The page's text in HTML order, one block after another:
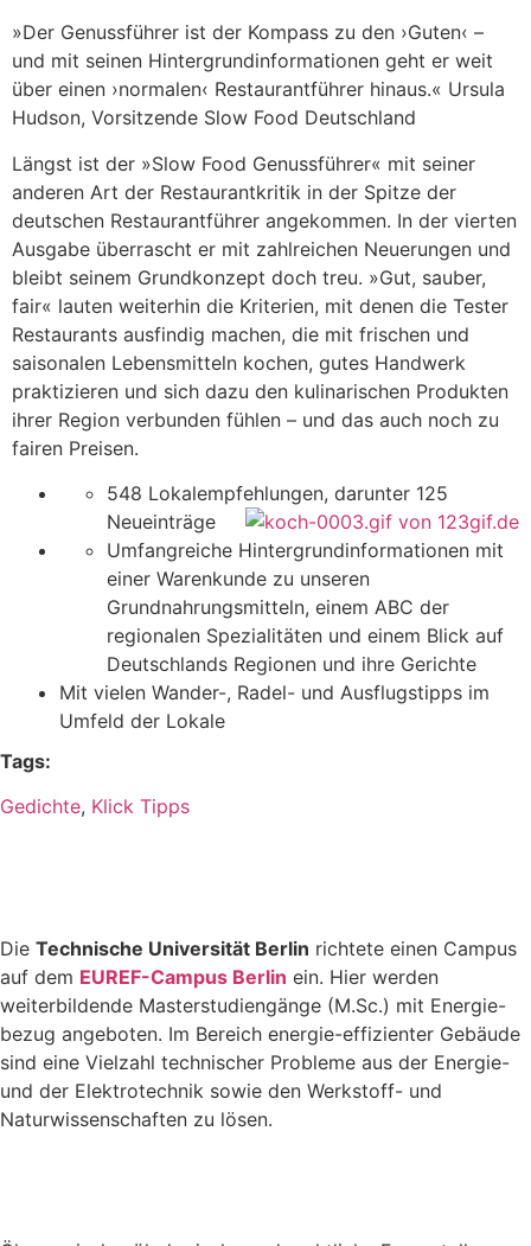
»Der Genussführer ist der Kompass zu den ›Guten‹ –
und mit seinen Hintergrundinformationen geht er weit
über einen ›normalen‹ Restaurantführer hinaus.« Ursula
Hudson, Vorsitzende Slow Food Deutschland
Längst ist der »Slow Food Genussführer« mit seiner
anderen Art der Restaurantkritik in der Spitze der
deutschen Restaurantführer angekommen. In der vierten
Ausgabe überrascht er mit zahlreichen Neuerungen und
bleibt seinem Grundkonzept doch treu. »Gut, sauber,
fair« lauten weiterhin die Kriterien, mit denen die Tester
Restaurants ausfindig machen, die mit frischen und
saisonalen Lebensmitteln kochen, gutes Handwerk
praktizieren und sich dazu den kulinarischen Produkten
ihrer Region verbunden fühlen – und das auch noch zu
fairen Preisen.
548 Lokalempfehlungen, darunter 125
Neueinträge
Umfangreiche Hintergrundinformationen mit
einer Warenkunde zu unseren
Grundnahrungsmitteln, einem ABC der
regionalen Spezialitäten und einem Blick auf
Deutschlands Regionen und ihre Gerichte
Mit vielen Wander-, Radel- und Ausflugstipps im
Umfeld der Lokale
Tags:
Gedichte, Klick Tipps
Die Technische Universität Berlin richtete einen Campus
auf dem EUREF-Campus Berlin ein. Hier werden
weiterbildende Masterstudiengänge (M.Sc.) mit Energie-
bezug angeboten. Im Bereich energie-effizienter Gebäude
sind eine Vielzahl technischer Probleme aus der Energie-
und der Elektrotechnik sowie den Werkstoff- und
Naturwissenschaften zu lösen.